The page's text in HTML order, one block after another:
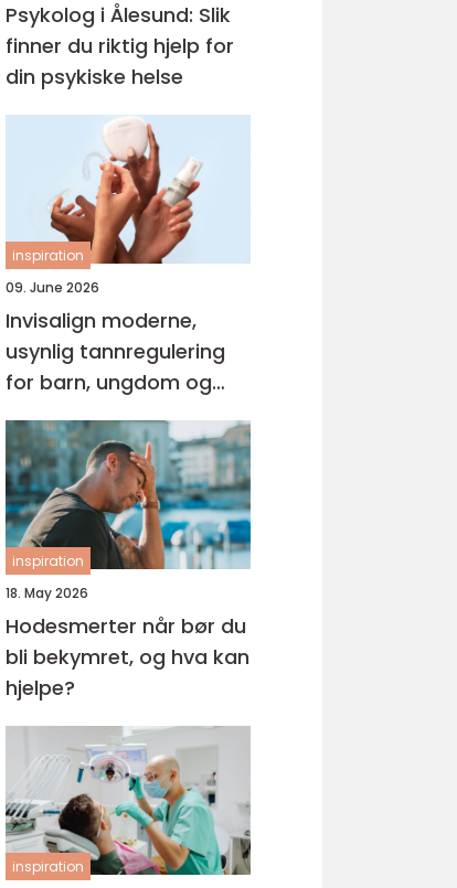
Psykolog i Ålesund: Slik
finner du riktig hjelp for
din psykiske helse
inspiration
09. June 2026
Invisalign moderne,
usynlig tannregulering
for barn, ungdom og
voksne
inspiration
18. May 2026
Hodesmerter når bør du
bli bekymret, og hva kan
hjelpe?
inspiration